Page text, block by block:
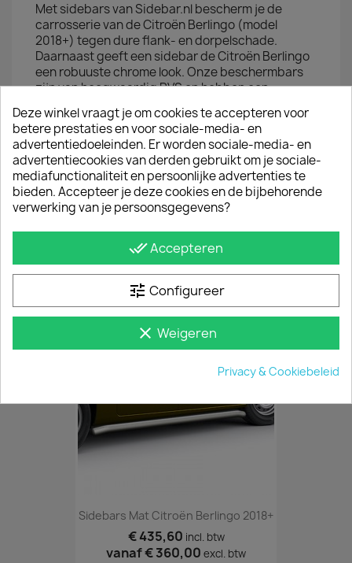
Met sidebars van Sidebar.nl bescherm je de
carrosserie van de Citroën Berlingo (model
2018+) tegen dure flank- en dorpelschade.
Daarnaast geeft een sidebar de Citroën Berlingo
een robuuste chrome look. Onze beschermbars
zijn van hoogwaardig RVS en hebben een
MONTAGE
De zijbars zijn eenvoudig te monteren; de
montageset van de sidebars is afgestemd op de
bestaande montagegaten in uw bestelwagen. Je
hoeft dus niets af te meten of te boren. Het
montagemateriaal en montagehandleiding wordt
JE BENT MISSCHIEN OOK GEÏNTERESSEERD IN
Sidebars Mat Citroën Berlingo 2018+
€ 435,60 incl. btw
vanaf€ 360,00 excl. btw
Deze winkel vraagt je om cookies te accepteren voor
betere prestaties en voor sociale-media- en
advertentiedoeleinden. Er worden sociale-media- en
advertentiecookies van derden gebruikt om je sociale-
mediafunctionaliteit en persoonlijke advertenties te
bieden. Accepteer je deze cookies en de bijbehorende
verwerking van je persoonsgegevens?
done_allAccepteren
tune Configureer
clear Weigeren
Privacy & Cookiebeleid